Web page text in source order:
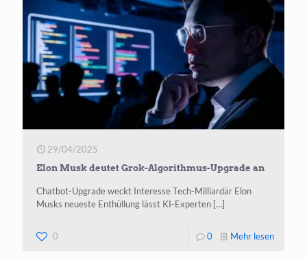
auf
KI-
29/04/2025
Elon Musk deutet Grok-Algorithmus-Upgrade an
Chatbot-Upgrade weckt Interesse Tech-Mil­li­ar­där Elon
Musks neu­es­te Ent­hül­lung lässt KI-Exper­ten […]
0 0 Mehr lesen-